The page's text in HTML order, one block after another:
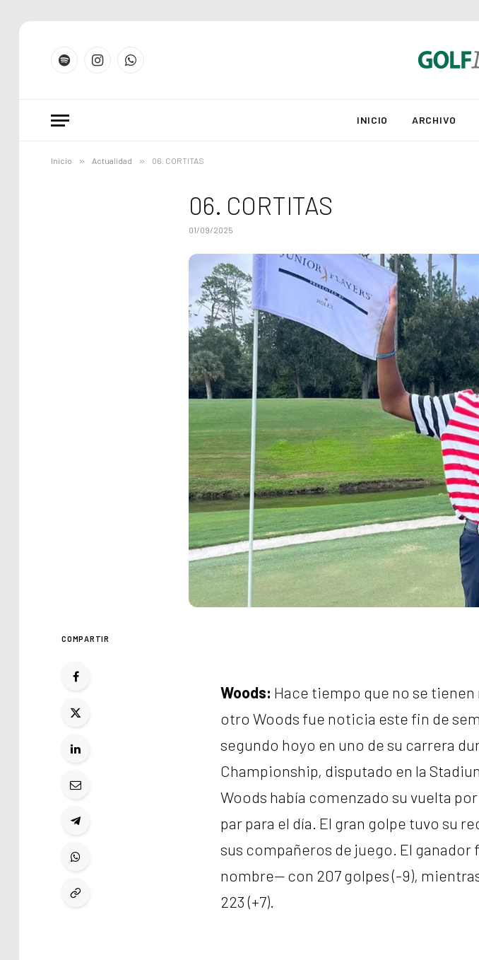
SpotifyInstagramWhatsApp
INICIO ARCHIVO
Inicio » Actualidad » 06. CORTITAS
06. CORTITAS
01/09/2025
COMPARTIR
Woods: Hace tiempo que no se
otro Woods fue noticia este fin de
segundo hoyo en uno de su carrera
Championship, disputado en la
Woods había comenzado su vuelta por
par para el día. El gran golpe tuvo su
sus compañeros de juego. El
nombre— con 207 golpes (-9),
223 (+7).